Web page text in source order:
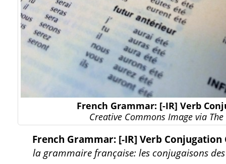
French Grammar: [-IR] Verb
Creative Commons Image via The
French Grammar: [-IR] Verb Conjugation
la grammaire française: les conjugaisons